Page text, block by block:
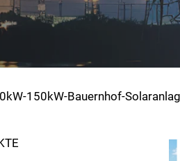
150kW-Bauernhof-